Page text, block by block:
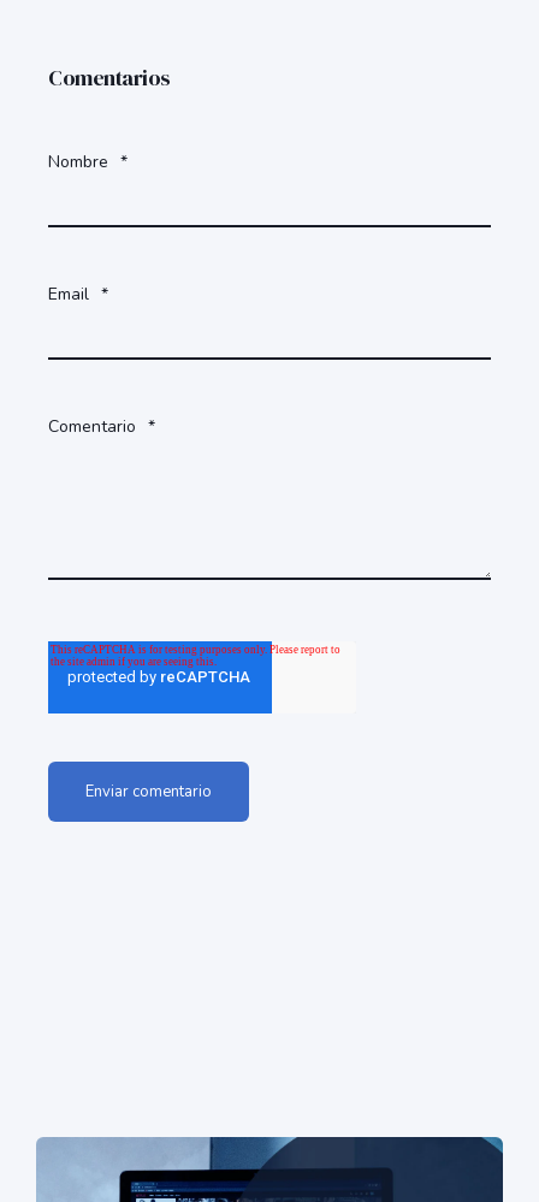
Comentarios
Nombre *
Email *
Comentario *